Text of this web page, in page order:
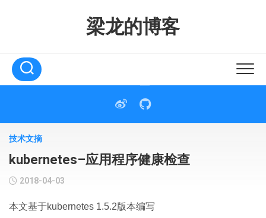
梁龙的博客
技术文摘
kubernetes–应用程序健康检查
2018-04-03
本文基于kubernetes 1.5.2版本编写